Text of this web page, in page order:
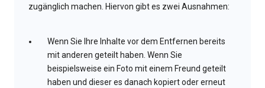
zugänglich machen. Hiervon gibt es zwei Ausnahmen:
Wenn Sie Ihre Inhalte vor dem Entfernen bereits
mit anderen geteilt haben. Wenn Sie
beispielsweise ein Foto mit einem Freund geteilt
haben und dieser es danach kopiert oder erneut